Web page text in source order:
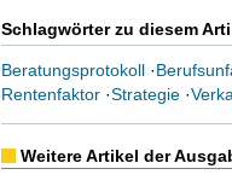
Schlagwörter zu diesem
Beratungsprotokoll·
Rentenfaktor·Strategie·
Weitere Artikel der